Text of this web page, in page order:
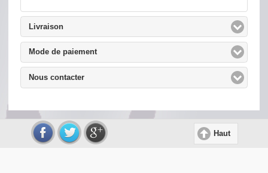
Livraisonclick to expand contents
Mode de paiementclick to expand contents
Nous contacterclick to expand contents
Haut